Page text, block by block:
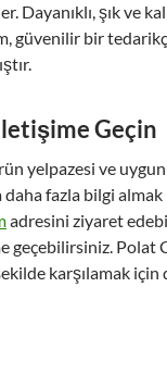
Dayanıklı, şık ve
güvenilir bir
Geçin
yelpazesi ve
daha fazla bilgi almak
adresini ziyaret
geçebilirsiniz. Polat
karşılamak için